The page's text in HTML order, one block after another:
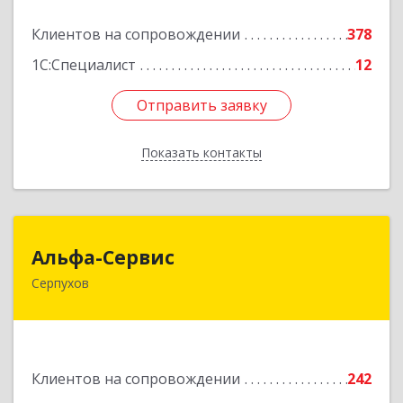
Клиентов на сопровождении
378
1С:Специалист
12
Отправить заявку
Показать контакты
Отправить заявку
Назад
Альфа-Сервис
Серпухов
Клиентов на сопровождении
242